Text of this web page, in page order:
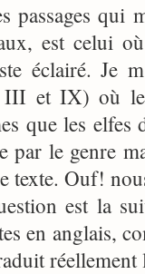
passages qui
est celui
éclairé. Je
III et IX) où le
que les
par le genre
texte. Ouf!
est la
en anglais,
réellement